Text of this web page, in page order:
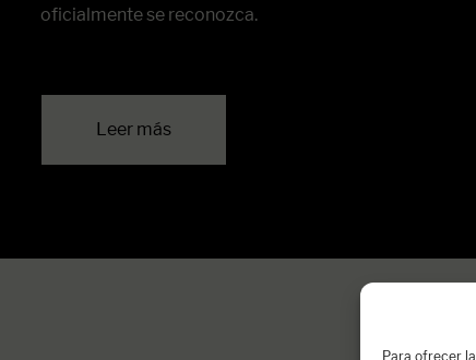
Para ofrecer
oficialmente se reconozca.
Leer más